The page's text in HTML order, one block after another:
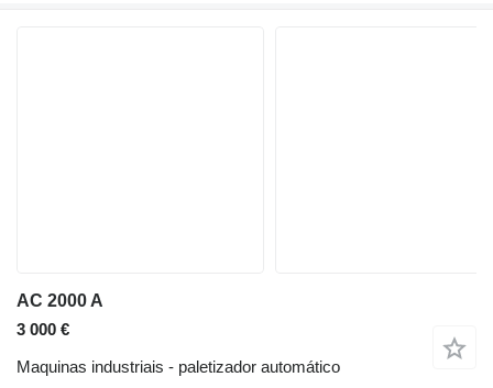
AC 2000 A
3 000 €
Maquinas industriais - paletizador automático